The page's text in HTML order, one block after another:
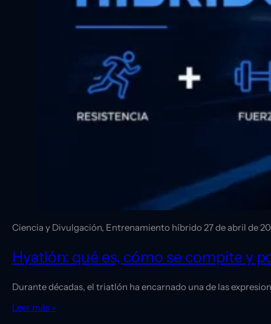
Ciencia y Divulgación, Entrenamiento híbrido 27 de abril de
Hyatlón: qué es, cómo se compite y
Durante décadas, el triatlón ha encarnado una de las
Leer más »